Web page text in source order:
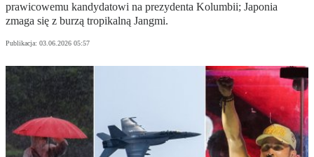
prawicowemu kandydatowi na prezydenta Kolumbii; Japonia
zmaga się z burzą tropikalną Jangmi.
Publikacja: 03.06.2026 05:57